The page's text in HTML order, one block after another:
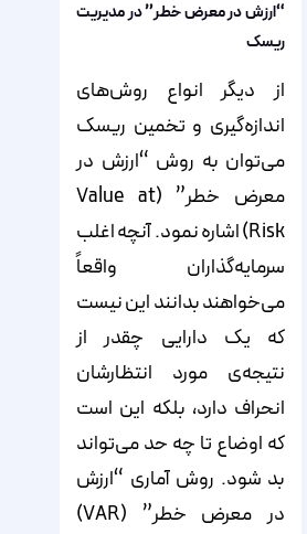
“ارزش در معرض خطر” در مدیریت
ریسک
از دیگر انواع روش‌های
اندازه‌گیری و تخمین ریسک
می‌توان به روش “ارزش در
معرض خطر” (Value at
Risk) اشاره نمود. آنچه اغلب
سرمایه‌گذاران واقعاً
می‌خواهند بدانند این نیست
که یک دارایی چقدر از
نتیجه‌ی مورد انتظارشان
انحراف دارد، بلکه این است
که اوضاع تا چه حد می‌تواند
بد شود. روش آماری “ارزش
در معرض خطر” (VAR)